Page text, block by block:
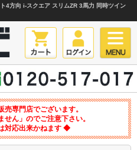
4方向 i-スクエア スリムZR 3馬力 同時ツイン
売専門店でございます。
ん」のでご注意下さい。
対応出来かねます ◆